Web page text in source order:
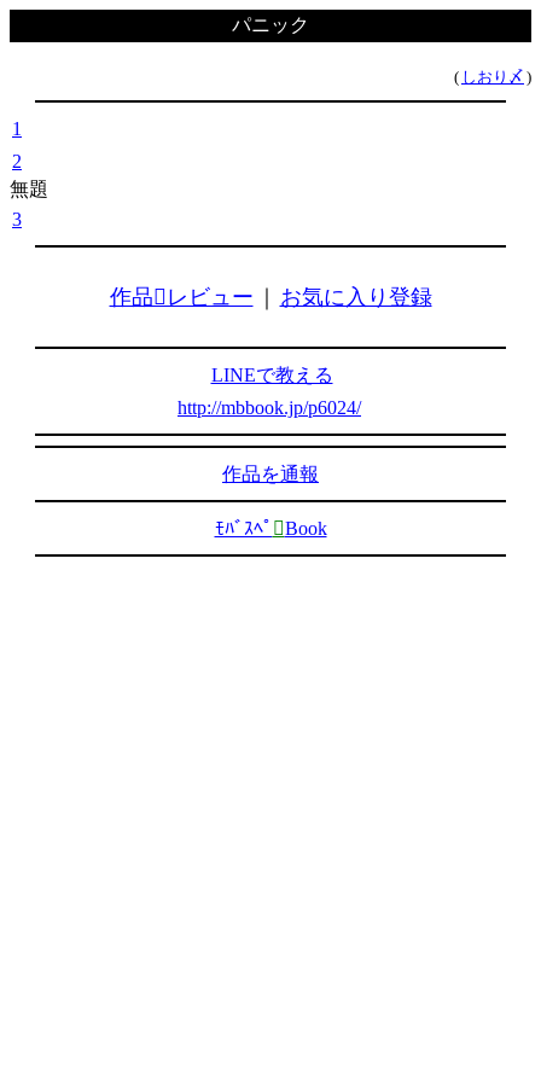
パニック
( しおり〆 )
1
2
無題
3
作品レビュー お気に入り登録
LINEで教える
http://mbbook.jp/p6024/
作品を通報
ﾓﾊﾞｽﾍﾟ Book